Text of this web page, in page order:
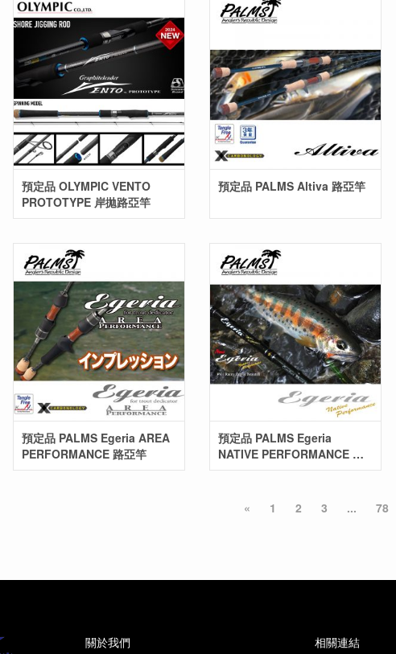
預定品 OLYMPIC VENTO
PROTOTYPE 岸拋路亞竿
預定品 PALMS Altiva 路亞竿
預定品 PALMS Egeria AREA
PERFORMANCE 路亞竿
預定品 PALMS Egeria
NATIVE PERFORMANCE 路
亞竿
« 1 2 3 ... 78
關於我們 相關連結